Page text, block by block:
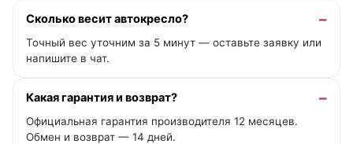
Сколько весит автокресло?
Точный вес уточним за 5 минут — оставьте заявку или
напишите в чат.
Какая гарантия и возврат?
Официальная гарантия производителя 12 месяцев.
Обмен и возврат — 14 дней.